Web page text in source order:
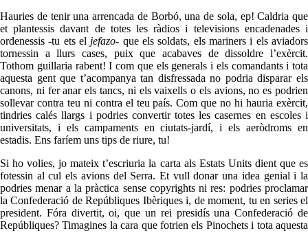
Hauries de tenir una arrencada de Borbó, una de sola, ep! Caldria que
et plantessis davant de totes les ràdios i televisions encadenades i
ordenessis -tu ets el jefazo- que els soldats, els mariners i els aviadors
tornessin a llurs cases, puix que acabaves de dissoldre l’exèrcit.
Tothom guillaria rabent! I com que els generals i els comandants i tota
aquesta gent que t’acompanya tan disfressada no podria disparar els
canons, ni fer anar els tancs, ni els vaixells o els avions, no es podrien
sollevar contra teu ni contra el teu país. Com que no hi hauria exèrcit,
tindries calés llargs i podries convertir totes les casernes en escoles i
universitats, i els campaments en ciutats-jardí, i els aeròdroms en
estadis. Ens faríem uns tips de riure, tu!
Si ho volies, jo mateix t’escriuria la carta als Estats Units dient que es
fotessin al cul els avions del Serra. Et vull donar una idea genial i la
podries menar a la pràctica sense copyrights ni res: podries proclamar
la Confederació de Repúbliques Ibèriques i, de moment, tu en series el
president. Fóra divertit, oi, que un rei presidís una Confederació de
Repúbliques? Timagines la cara que fotrien els Pinochets i tota aquesta